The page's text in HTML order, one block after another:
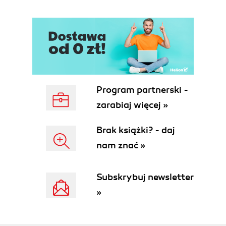
Applying Attribute Selectors
Using Pseudo-Classes
Using Pseudo-Elements
Determining When to Use Class and ID
Selectors
Understanding CSS Properties
Understanding the Box Model
Associating Styles to a Web Page
Understanding the Sort Order Within CSS
Using !important to Override Certain CSS
Setting Up Different Types of Stylesheets
Adding Comments Within Stylesheets
Program partnerski -
zarabiaj więcej »
Brak książki? - daj
nam znać »
Subskrybuj newsletter
»